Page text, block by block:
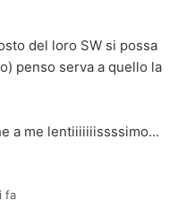
del loro SW si possa
penso serva a quello la
a me lentiiiiiiissssimo...
fa